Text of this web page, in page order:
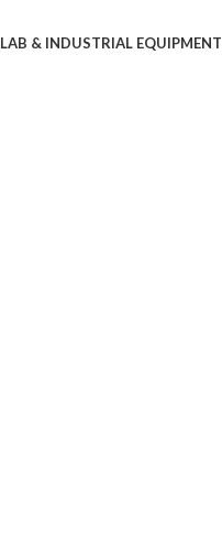
LAB & INDUSTRIAL EQUIPMENT